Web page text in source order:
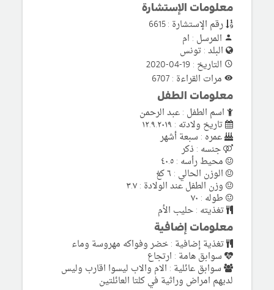
معلومات الإستشارة
رقم الإستشارة : 6615
المرسل : ام
البلد : تونس
التاريخ : 19-04-2020
مرات القراءة : 6707
معلومات الطفل
اسم الطفل : عبد الرحمن
تاريخ ولادته : ١٢.٩.٢٠١٩
عمره : سبعة أشهر
جنسه : ذكر
محيط رأسه : ٤٠.٥
الوزن الحالي : ٦ كغ
وزن الطفل عند الولادة : ٣.٧
طوله : ٧٠
تغذيته : حليب الأم
معلومات إضافية
تغذية إضافية : خضر وفواكه مهروسة وماء
سوابق هامة : ارتجاع
سوابق عائلية : الام والاب ليسوا اقارب وليس
لديهم امراض وراثية في كلتا العائلتين